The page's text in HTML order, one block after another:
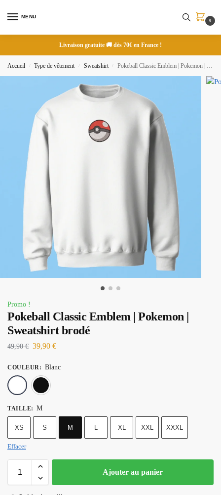
MENU
0
Livraison gratuite 🚚 dès 70€ en France !
Accueil / Type de vêtement / Sweatshirt / Pokeball Classic Emblem | Pokemon | Sweatshirt brodé
Promo !
Pokeball Classic Emblem | Pokemon |
Sweatshirt brodé
49,90€ 39,90 €
COULEUR : Blanc
TAILLE: M
XS S M L XL XXL XXXL
Effacer
Ajouter au panier